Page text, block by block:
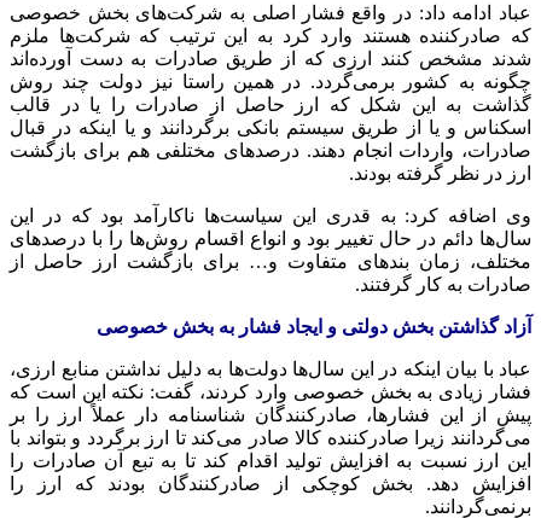
عباد ادامه داد: در واقع فشار اصلی به شرکت‌های بخش خصوصی
که صادرکننده هستند وارد کرد به این ترتیب که شرکت‌ها ملزم
شدند مشخص کنند ارزی که از طریق صادرات به دست آورده‌اند
چگونه به کشور برمی‌گردد. در همین راستا نیز دولت چند روش
گذاشت به این شکل که ارز حاصل از صادرات را یا در قالب
اسکناس و یا از طریق سیستم بانکی برگردانند و یا اینکه در قبال
صادرات، واردات انجام دهند. درصدهای مختلفی هم برای بازگشت
ارز در نظر گرفته بودند.
وی اضافه کرد: به قدری این سیاست‌ها ناکارآمد بود که در این
سال‌ها دائم در حال تغییر بود و انواع اقسام روش‌ها را با درصدهای
مختلف، زمان بندهای متفاوت و… برای بازگشت ارز حاصل از
صادرات به کار گرفتند.
آزاد گذاشتن بخش دولتی و ایجاد فشار به بخش خصوصی
عباد با بیان اینکه در این سال‌ها دولت‌ها به دلیل نداشتن منابع ارزی،
فشار زیادی به بخش خصوصی وارد کردند، گفت: نکته این است که
پیش از این فشارها، صادرکنندگان شناسنامه دار عملاً ارز را بر
می‌گردانند زیرا صادرکننده کالا صادر می‌کند تا ارز برگردد و بتواند با
این ارز نسبت به افزایش تولید اقدام کند تا به تبع آن صادرات را
افزایش دهد. بخش کوچکی از صادرکنندگان بودند که ارز را
برنمی‌گردانند.